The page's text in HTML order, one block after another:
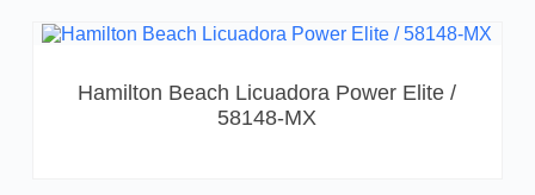
Hamilton Beach Licuadora Power Elite /
58148-MX